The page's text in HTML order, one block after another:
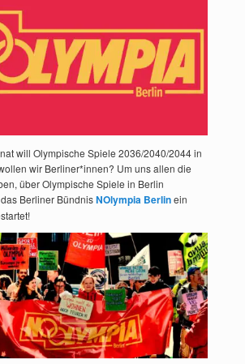
will Olympische Spiele 2036/2040/2044 in
wir Berliner*innen? Um uns allen die
über Olympische Spiele in Berlin
Berliner BündnisNOlympia Berlinein